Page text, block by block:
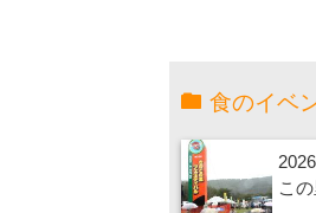
食のイベ
こ